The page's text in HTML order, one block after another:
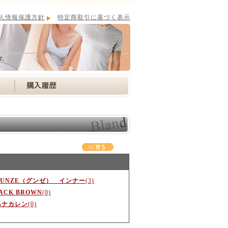
特定商取引に基づく表示
情報保護方針
（グンゼ） インナー(3)
BROWN(0)
ナカレン(0)